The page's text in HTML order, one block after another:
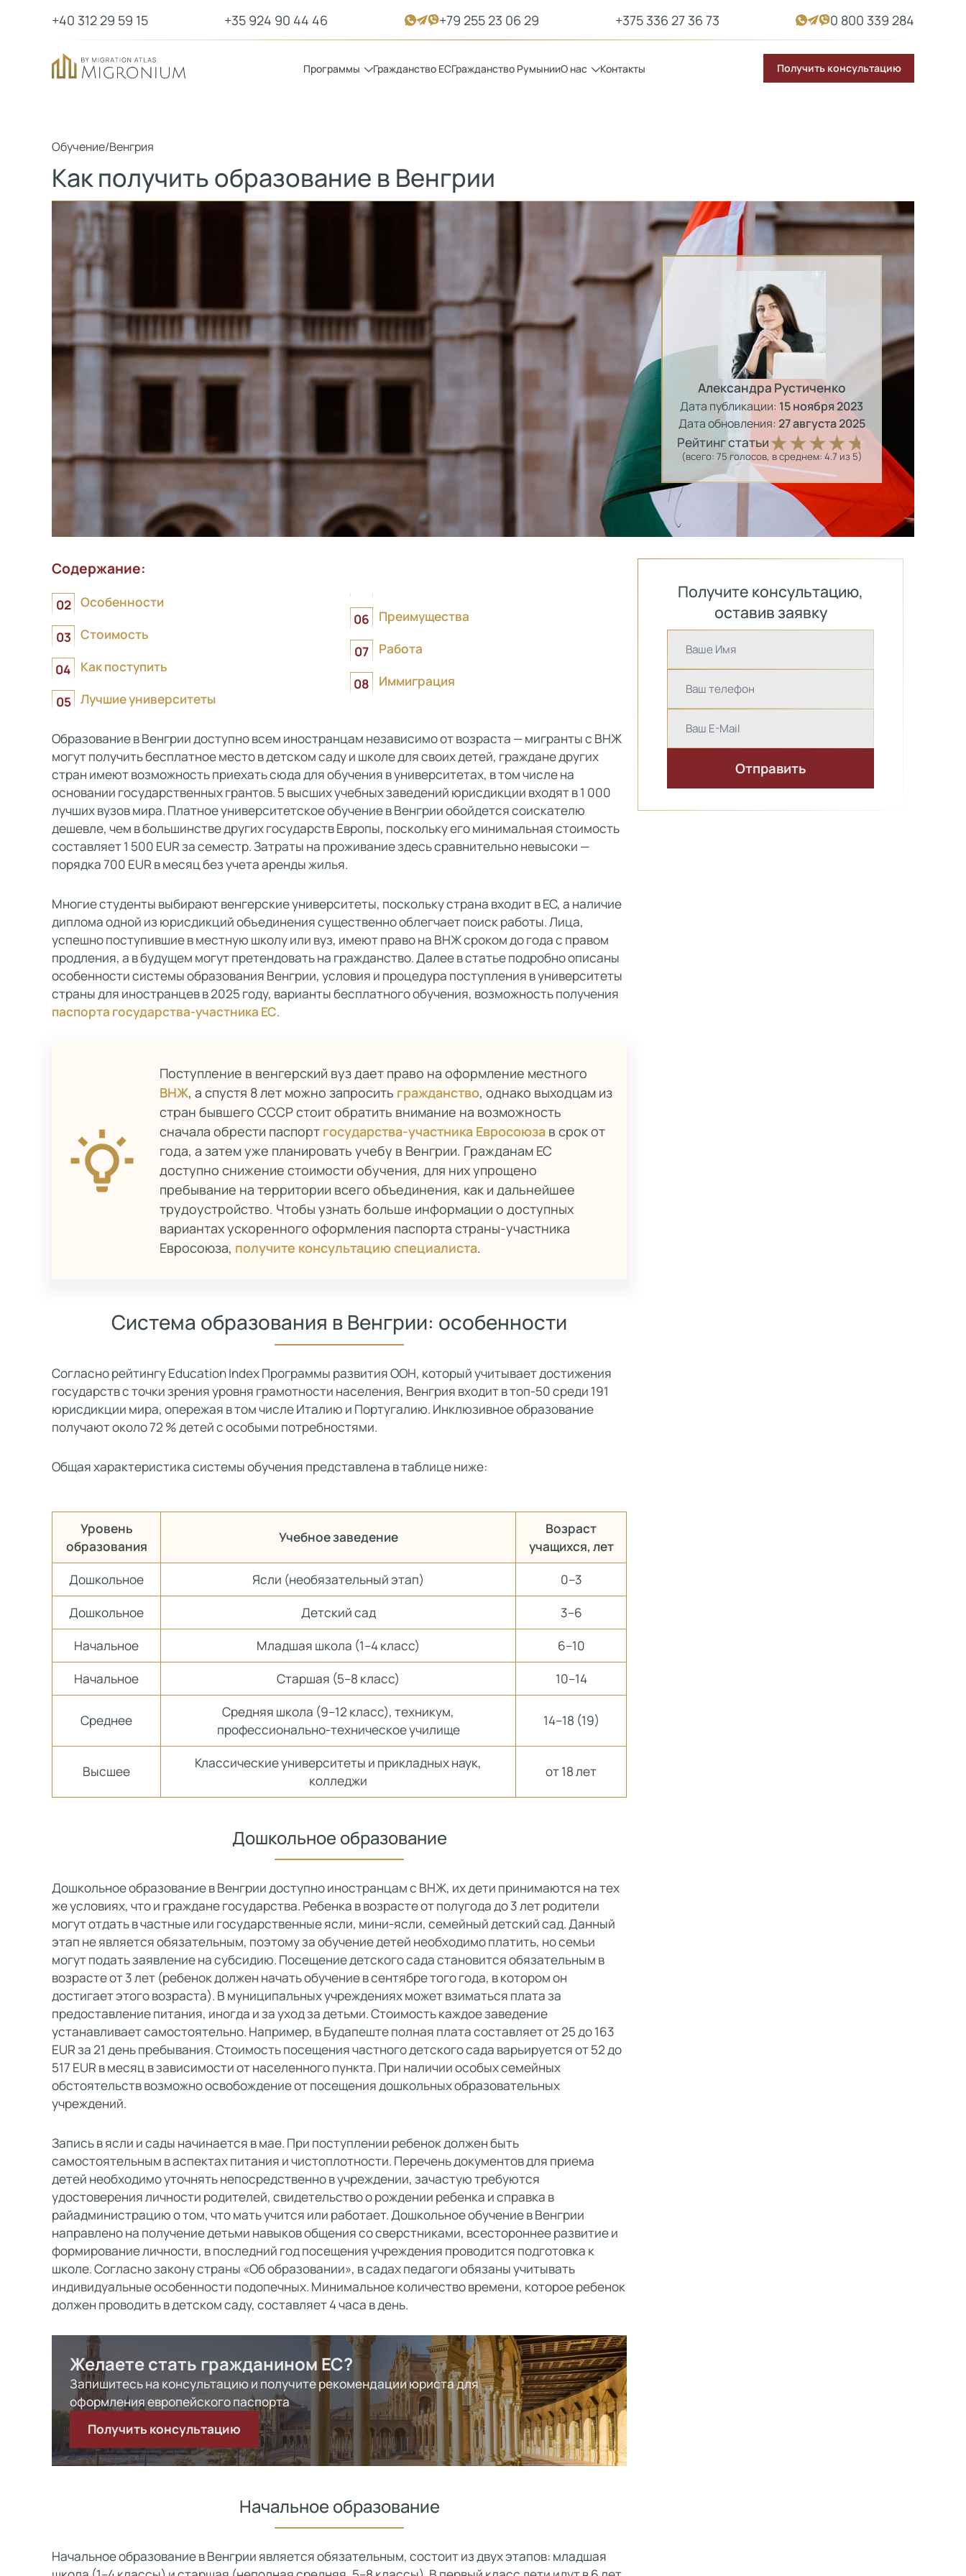
+40 312 29 59 15 +35 924 90 44 46 +79 255 23 06 29 +375 336 27 36 73 0 800 339 284
Программы Гражданство ЕСГражданство РумынииО нас Контакты Получить консультацию
Обучение/Венгрия
Как получить образование в Венгрии
Александра Рустиченко
Дата публикации: 15 ноября 2023
Дата обновления:27 августа 2025
Рейтинг статьи
(всего: 75 голосов, в среднем: 4.7 из 5)
Содержание:
Особенности
Стоимость
Как поступить
Лучшие университеты
Преимущества
Работа
Иммиграция
Образование в Венгрии доступно всем иностранцам независимо от возраста — мигранты с ВНЖ
могут получить бесплатное место в детском саду и школе для своих детей, граждане других
стран имеют возможность приехать сюда для обучения в университетах, в том числе на
основании государственных грантов. 5 высших учебных заведений юрисдикции входят в 1 000
лучших вузов мира. Платное университетское обучение в Венгрии обойдется соискателю
дешевле, чем в большинстве других государств Европы, поскольку его минимальная стоимость
составляет 1 500 EUR за семестр. Затраты на проживание здесь сравнительно невысоки —
порядка 700 EUR в месяц без учета аренды жилья.
Многие студенты выбирают венгерские университеты, поскольку страна входит в ЕС, а наличие
диплома одной из юрисдикций объединения существенно облегчает поиск работы. Лица,
успешно поступившие в местную школу или вуз, имеют право на ВНЖ сроком до года с правом
продления, а в будущем могут претендовать на гражданство. Далее в статье подробно описаны
особенности системы образования Венгрии, условия и процедура поступления в университеты
страны для иностранцев в 2025 году, варианты бесплатного обучения, возможность получения
паспорта государства-участника ЕС.
Поступление в венгерский вуз дает право на оформление местного
ВНЖ, а спустя 8 лет можно запросить гражданство, однако выходцам из
стран бывшего СССР стоит обратить внимание на возможность
сначала обрести паспорт государства-участника Евросоюза в срок от
года, а затем уже планировать учебу в Венгрии. Гражданам ЕС
доступно снижение стоимости обучения, для них упрощено
пребывание на территории всего объединения, как и дальнейшее
трудоустройство. Чтобы узнать больше информации о доступных
вариантах ускоренного оформления паспорта страны-участника
Евросоюза, получите консультацию специалиста.
Система образования в Венгрии: особенности
Согласно рейтингу Education Index Программы развития ООН, который учитывает достижения
государств с точки зрения уровня грамотности населения, Венгрия входит в топ-50 среди 191
юрисдикции мира, опережая в том числе Италию и Португалию. Инклюзивное образование
получают около 72 % детей с особыми потребностями.
Общая характеристика системы обучения представлена в таблице ниже:
Уровень
образования
Учебное заведение
Возраст
учащихся, лет
Дошкольное
Ясли (необязательный этап)
0–3
Дошкольное
Детский сад
3–6
Начальное
Младшая школа (1–4 класс)
6–10
Начальное
Старшая (5–8 класс) 10–14
Среднее
Средняя школа (9–12 класс), техникум,
профессионально-техническое училище
14–18 (19)
Высшее
Классические университеты и прикладных наук,
колледжи
от 18 лет
Дошкольное образование
Дошкольное образование в Венгрии доступно иностранцам с ВНЖ, их дети принимаются на тех
же условиях, что и граждане государства. Ребенка в возрасте от полугода до 3 лет родители
могут отдать в частные или государственные ясли, мини-ясли, семейный детский сад. Данный
этап не является обязательным, поэтому за обучение детей необходимо платить, но семьи
могут подать заявление на субсидию. Посещение детского сада становится обязательным в
возрасте от 3 лет (ребенок должен начать обучение в сентябре того года, в котором он
достигает этого возраста). В муниципальных учреждениях может взиматься плата за
предоставление питания, иногда и за уход за детьми. Стоимость каждое заведение
устанавливает самостоятельно. Например, в Будапеште полная плата составляет от 25 до 163
EUR за 21 день пребывания. Стоимость посещения частного детского сада варьируется от 52 до
517 EUR в месяц в зависимости от населенного пункта. При наличии особых семейных
обстоятельств возможно освобождение от посещения дошкольных образовательных
учреждений.
Запись в ясли и сады начинается в мае. При поступлении ребенок должен быть
самостоятельным в аспектах питания и чистоплотности. Перечень документов для приема
детей необходимо уточнять непосредственно в учреждении, зачастую требуются
удостоверения личности родителей, свидетельство о рождении ребенка и справка в
райадминистрацию о том, что мать учится или работает. Дошкольное обучение в Венгрии
направлено на получение детьми навыков общения со сверстниками, всестороннее развитие и
формирование личности, в последний год посещения учреждения проводится подготовка к
школе. Согласно закону страны «Об образовании», в садах педагоги обязаны учитывать
индивидуальные особенности подопечных. Минимальное количество времени, которое ребенок
должен проводить в детском саду, составляет 4 часа в день.
Желаете стать гражданином ЕС?
Запишитесь на консультацию и получите рекомендации юриста для
оформления европейского паспорта
Получить консультацию
Начальное образование
Начальное образование в Венгрии является обязательным, состоит из двух этапов: младшая
Получите консультацию,
оставив заявку